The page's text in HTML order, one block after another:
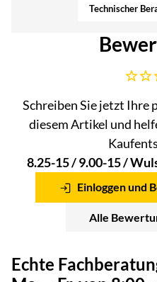
Technischer
Noch
Schreiben Sie jetzt Ihre
diesem Artikel und
8.25-15 / 9.00-15 /
Einloggen und
Alle
Echte